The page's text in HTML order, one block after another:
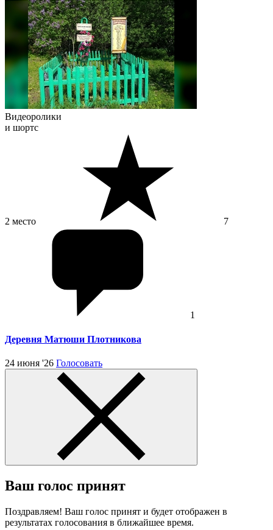
Видеоролики
и шортс
2 место 7
1
Деревня Матюши Плотникова
24 июня '26 Голосовать
Ваш голос принят
Поздравляем! Ваш голос принят и будет отображен в
результатах голосования в ближайшее время.